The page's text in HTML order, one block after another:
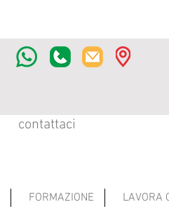
contattaci
FORMAZIONE LAVORA